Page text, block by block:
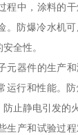
程中，涂料的
。防爆冷水机
全性。
元器件的生产
运行和性能。
止静电引发的
生产和试验过